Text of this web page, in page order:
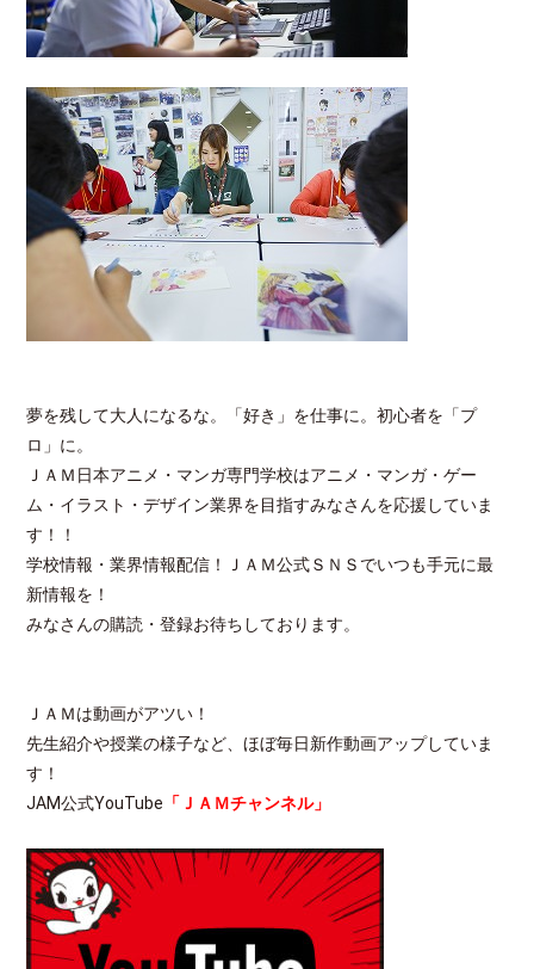
夢を残して大人になるな。「好き」を仕事に。初心者を「プ
ロ」に。
ＪＡＭ日本アニメ・マンガ専門学校はアニメ・マンガ・ゲー
ム・イラスト・デザイン業界を目指すみなさんを応援していま
す！！
学校情報・業界情報配信！ＪＡＭ公式ＳＮＳでいつも手元に最
新情報を！
みなさんの購読・登録お待ちしております。
ＪＡＭは動画がアツい！
先生紹介や授業の様子など、ほぼ毎日新作動画アップしていま
す！
JAM公式YouTube 「ＪＡＭチャンネル」